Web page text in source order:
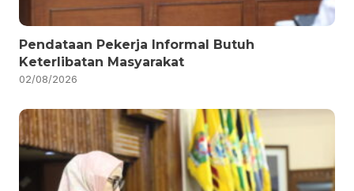
Pendataan Pekerja Informal Butuh
Keterlibatan Masyarakat
02/08/2026